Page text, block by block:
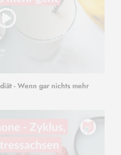
- Wenn gar nichts mehr